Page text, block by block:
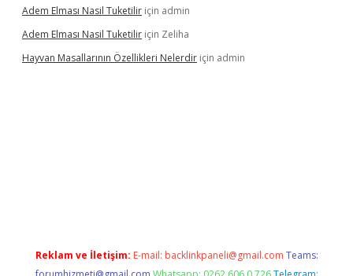
Adem Elması Nasil Tuketilir için admin
Adem Elması Nasil Tuketilir için Zeliha
Hayvan Masallarının Özellikleri Nelerdir için admin
Reklam ve İletişim: E-mail: backlinkpaneli@gmail.com Teams: